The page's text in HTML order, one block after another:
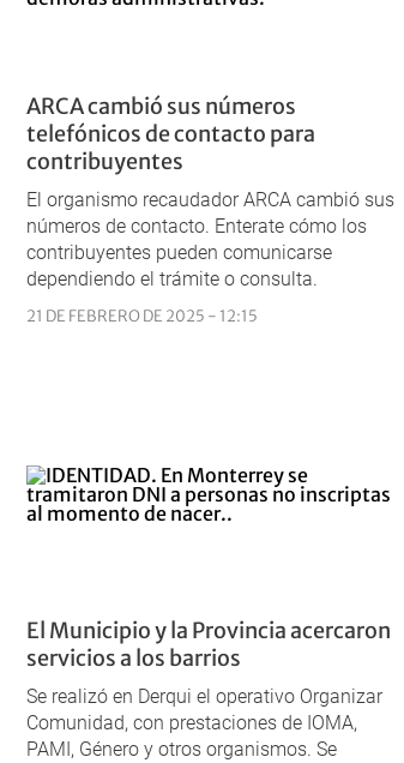
ARCA cambió sus números
telefónicos de contacto para
contribuyentes
El organismo recaudador ARCA cambió sus
números de contacto. Enterate cómo los
contribuyentes pueden comunicarse
dependiendo el trámite o consulta.
21 DE FEBRERO DE 2025 - 12:15
El Municipio y la Provincia acercaron
servicios a los barrios
Se realizó en Derqui el operativo Organizar
Comunidad, con prestaciones de IOMA,
PAMI, Género y otros organismos. Se